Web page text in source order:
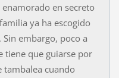
enamorado en secreto
ya ha escogido
embargo, poco a
tiene que guiarse por
tambalea cuando